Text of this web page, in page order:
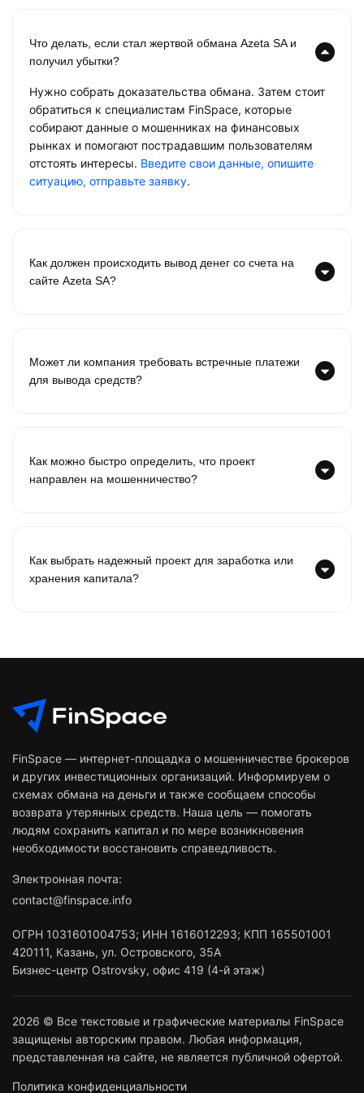
Что делать, если стал жертвой обмана Azeta SA и
получил убытки?
Нужно собрать доказательства обмана. Затем стоит
обратиться к специалистам FinSpace, которые
собирают данные о мошенниках на финансовых
рынках и помогают пострадавшим пользователям
отстоять интересы. Введите свои данные, опишите
ситуацию, отправьте заявку.
Как должен происходить вывод денег со счета на
сайте Azeta SA?
Может ли компания требовать встречные платежи
для вывода средств?
Как можно быстро определить, что проект
направлен на мошенничество?
Как выбрать надежный проект для заработка или
хранения капитала?
FinSpace — интернет-площадка о мошенничестве брокеров
и других инвестиционных организаций. Информируем о
схемах обмана на деньги и также сообщаем способы
возврата утерянных средств. Наша цель — помогать
людям сохранить капитал и по мере возникновения
необходимости восстановить справедливость.
Электронная почта:
contact@finspace.info
ОГРН 1031601004753; ИНН 1616012293; КПП 165501001
420111, Казань, ул. Островского, 35А
Бизнес-центр Ostrovsky, офис 419 (4-й этаж)
2026 © Все текстовые и графические материалы FinSpace
защищены авторским правом. Любая информация,
представленная на сайте, не является публичной офертой.
Политика конфиденциальности